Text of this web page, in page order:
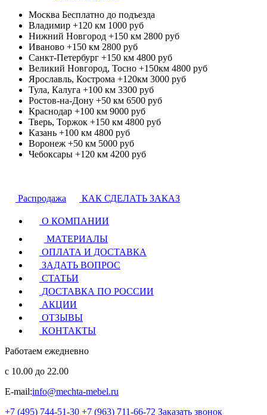
Москва Бесплатно до подъезда
Владимир +120 км 1000 руб
Нижний Новгород +150 км 2800 руб
Иваново +150 км 2800 руб
Санкт-Петербург +150 км 4800 руб
Великий Новгород, Тосно +150км 4800 руб
Ярославль, Кострома +120км 3000 руб
Тула, Калуга +100 км 3300 руб
Ростов-на-Дону +50 км 6500 руб
Краснодар +100 км 9000 руб
Тверь, Торжок +150 км 4800 руб
Казань +100 км 4800 руб
Воронеж +50 км 5000 руб
Чебоксары +120 км 4200 руб
Распродажа КАК СДЕЛАТЬ ЗАКАЗ
О КОМПАНИИ
МАТЕРИАЛЫ
ОПЛАТА И ДОСТАВКА
ЗАДАТЬ ВОПРОС
СТАТЬИ
ДОСТАВКА ПО РОССИИ
АКЦИИ
ОТЗЫВЫ
КОНТАКТЫ
Работаем ежедневно
с 10.00 до 22.00
E-mail:info@mechta-mebel.ru
+7 (495) 744-51-30 +7 (963) 711-66-72 Заказать звонок